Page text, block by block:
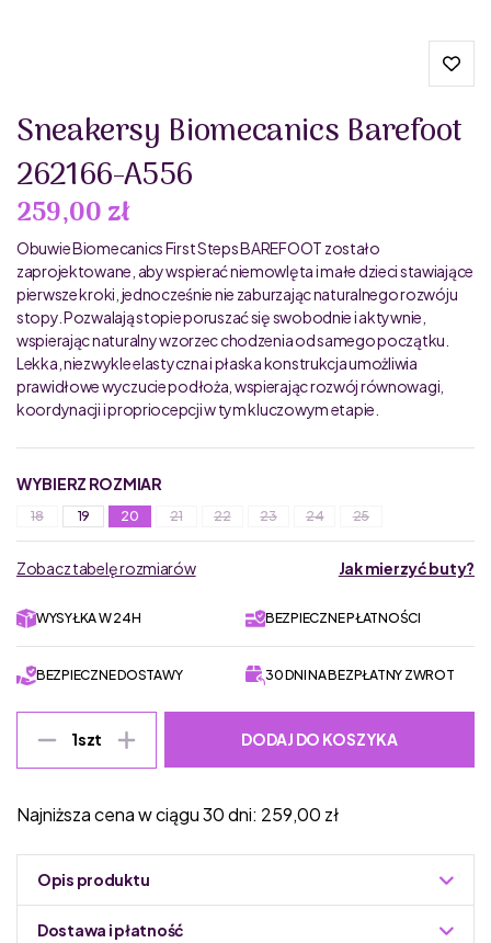
Sneakersy Biomecanics Barefoot
262166-A556
259,00 zł
Obuwie Biomecanics First Steps BAREFOOT zostało
zaprojektowane, aby wspierać niemowlęta i małe dzieci stawiające
pierwsze kroki, jednocześnie nie zaburzając naturalnego rozwóju
stopy. Pozwalają stopie poruszać się swobodnie i aktywnie,
wspierając naturalny wzorzec chodzenia od samego początku.
Lekka, niezwykle elastyczna i płaska konstrukcja umożliwia
prawidłowe wyczucie podłoża, wspierając rozwój równowagi,
koordynacji i propriocepcji w tym kluczowym etapie.
WYBIERZ ROZMIAR
18 19 20 21 22 23 24 25
Zobacz tabelę rozmiarów Jak mierzyć buty?
WYSYŁKA W 24H BEZPIECZNE PŁATNOŚCI
BEZPIECZNE DOSTAWY 30 DNI NA BEZPŁATNY ZWROT
1szt DODAJ DO KOSZYKA
Najniższa cena w ciągu 30 dni: 259,00 zł
Opis produktu
Dostawa i płatność